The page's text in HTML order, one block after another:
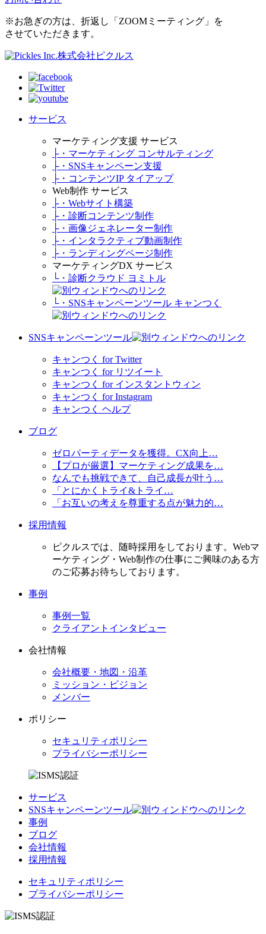
※お急ぎの方は、折返し「ZOOMミーティング」を
させていただきます。
株式会社ピクルス
サービス
マーケティング支援 サービス
├・マーケティング コンサルティング
├・SNSキャンペーン支援
├・コンテンツIP タイアップ
Web制作 サービス
├・Webサイト構築
├・診断コンテンツ制作
├・画像ジェネレーター制作
├・インタラクティブ動画制作
├・ランディングページ制作
マーケティングDX サービス
└・診断クラウド ヨミトル
└・SNSキャンペーンツール キャンつく
SNSキャンペーンツール
キャンつく for Twitter
キャンつく for リツイート
キャンつく for インスタントウィン
キャンつく for Instagram
キャンつく ヘルプ
ブログ
ゼロパーティデータを獲得。CX向上…
【プロが厳選】マーケティング成果を…
なんでも挑戦できて、自己成長が叶う…
「とにかくトライ&トライ…
「お互いの考えを尊重する点が魅力的…
採用情報
ピクルスでは、随時採用をしております。Webマ
ーケティング・Web制作の仕事にご興味のある方
のご応募お待ちしております。
事例
事例一覧
クライアントインタビュー
会社情報
会社概要・地図・沿革
ミッション・ビジョン
メンバー
ポリシー
セキュリティポリシー
プライバシーポリシー
サービス
SNSキャンペーンツール
事例
ブログ
会社情報
採用情報
セキュリティポリシー
プライバシーポリシー